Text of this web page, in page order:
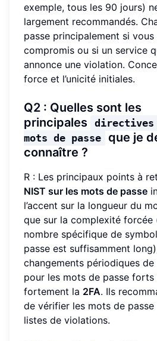
exemple, tous les 90 jours)
largement recommandés.
passe principalement si
compromis ou si un service
annonce une violation.
force et l’unicité initiales.
Q2 : Quelles sont les
principales directives
mots de passe que je
connaître ?
R : Les principaux points à
NIST sur les mots de passe
l’accent sur la longueur du
que sur la complexité forcée
nombre spécifique de
passe est suffisamment
changements périodiques
pour les mots de passe
fortement la 2FA. Ils
de vérifier les mots de
listes de violations.